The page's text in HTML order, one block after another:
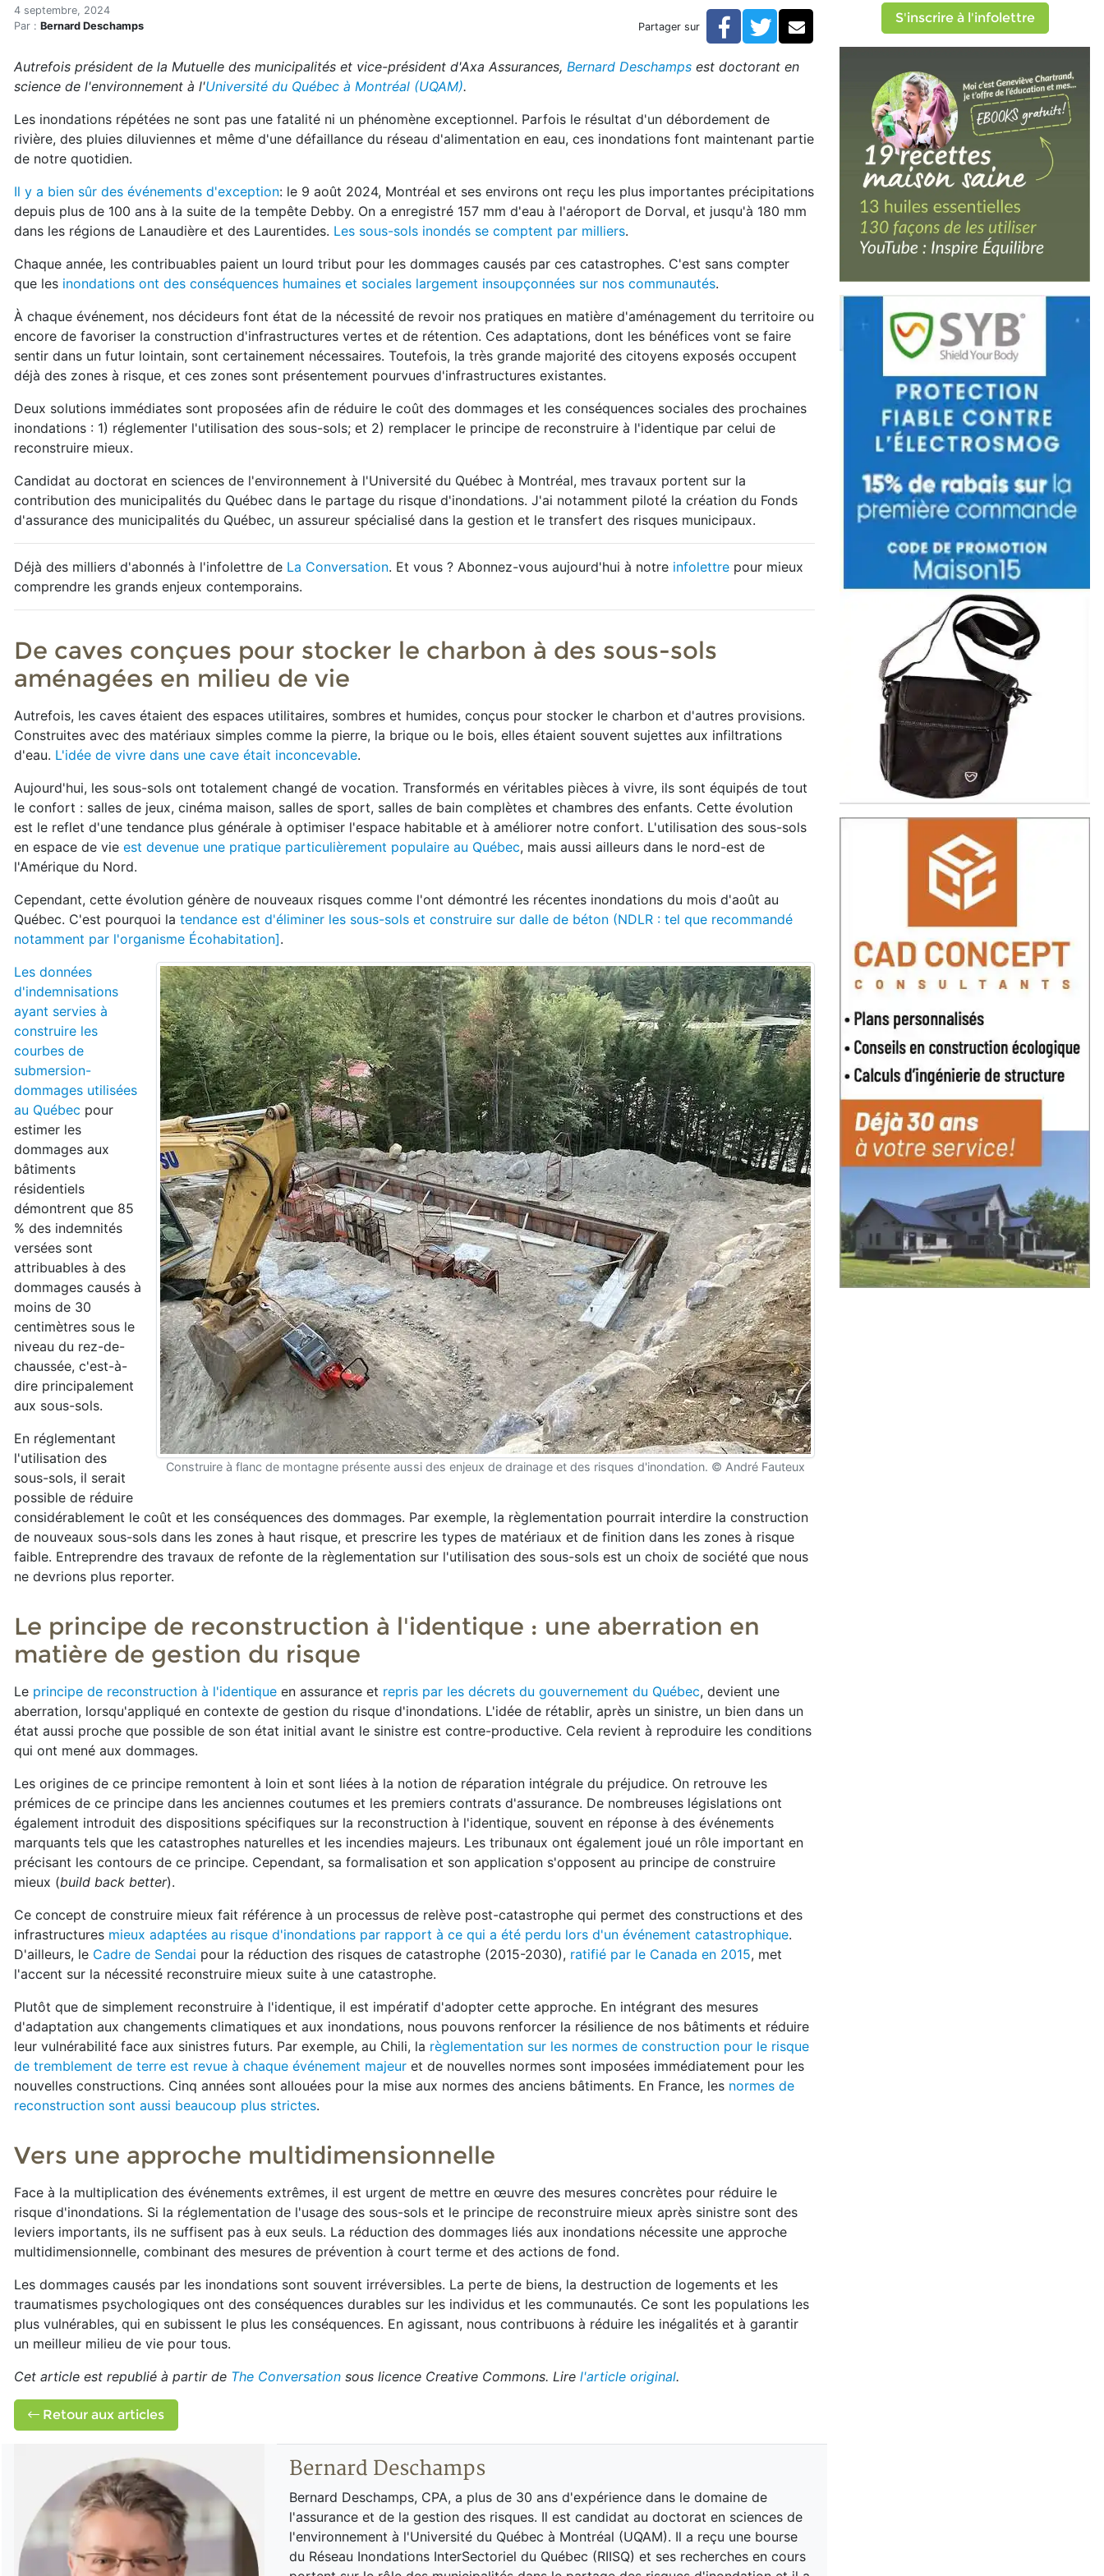
Accueil
Articles
Inondations : faut-il en finir avec les sous-sols ?
Inondations : faut-il en finir avec les sous-sols ?
4 septembre, 2024
Par : Bernard Deschamps Partager sur Facebook
TwitterCourriel
Autrefois président de la Mutuelle des municipalités et vice-président d'Axa Assurances, Bernard Deschamps est doctorant en
science de l'environnement à l'Université du Québec à Montréal (UQAM).
Les inondations répétées ne sont pas une fatalité ni un phénomène exceptionnel. Parfois le résultat d'un débordement de
rivière, des pluies diluviennes et même d'une défaillance du réseau d'alimentation en eau, ces inondations font maintenant partie
de notre quotidien.
Il y a bien sûr des événements d'exception: le 9 août 2024, Montréal et ses environs ont reçu les plus importantes précipitations
depuis plus de 100 ans à la suite de la tempête Debby. On a enregistré 157 mm d'eau à l'aéroport de Dorval, et jusqu'à 180 mm
dans les régions de Lanaudière et des Laurentides. Les sous-sols inondés se comptent par milliers.
Chaque année, les contribuables paient un lourd tribut pour les dommages causés par ces catastrophes. C'est sans compter
que les inondations ont des conséquences humaines et sociales largement insoupçonnées sur nos communautés.
À chaque événement, nos décideurs font état de la nécessité de revoir nos pratiques en matière d'aménagement du territoire ou
encore de favoriser la construction d'infrastructures vertes et de rétention. Ces adaptations, dont les bénéfices vont se faire
sentir dans un futur lointain, sont certainement nécessaires. Toutefois, la très grande majorité des citoyens exposés occupent
déjà des zones à risque, et ces zones sont présentement pourvues d'infrastructures existantes.
Deux solutions immédiates sont proposées afin de réduire le coût des dommages et les conséquences sociales des prochaines
inondations : 1) réglementer l'utilisation des sous-sols; et 2) remplacer le principe de reconstruire à l'identique par celui de
reconstruire mieux.
Candidat au doctorat en sciences de l'environnement à l'Université du Québec à Montréal, mes travaux portent sur la
contribution des municipalités du Québec dans le partage du risque d'inondations. J'ai notamment piloté la création du Fonds
d'assurance des municipalités du Québec, un assureur spécialisé dans la gestion et le transfert des risques municipaux.
Déjà des milliers d'abonnés à l'infolettre de La Conversation. Et vous ? Abonnez-vous aujourd'hui à notre infolettre pour mieux
comprendre les grands enjeux contemporains.
De caves conçues pour stocker le charbon à des sous-sols
aménagées en milieu de vie
Autrefois, les caves étaient des espaces utilitaires, sombres et humides, conçus pour stocker le charbon et d'autres provisions.
Construites avec des matériaux simples comme la pierre, la brique ou le bois, elles étaient souvent sujettes aux infiltrations
d'eau. L'idée de vivre dans une cave était inconcevable.
Aujourd'hui, les sous-sols ont totalement changé de vocation. Transformés en véritables pièces à vivre, ils sont équipés de tout
le confort : salles de jeux, cinéma maison, salles de sport, salles de bain complètes et chambres des enfants. Cette évolution
est le reflet d'une tendance plus générale à optimiser l'espace habitable et à améliorer notre confort. L'utilisation des sous-sols
en espace de vie est devenue une pratique particulièrement populaire au Québec, mais aussi ailleurs dans le nord-est de
l'Amérique du Nord.
Cependant, cette évolution génère de nouveaux risques comme l'ont démontré les récentes inondations du mois d'août au
Québec. C'est pourquoi la tendance est d'éliminer les sous-sols et construire sur dalle de béton (NDLR : tel que recommandé
notamment par l'organisme Écohabitation].
Construire à flanc de montagne présente aussi des enjeux de drainage et des risques d'inondation. © André Fauteux
Les données
d'indemnisations
ayant servies à
construire les
courbes de
submersion-
dommages utilisées
au Québec pour
estimer les
dommages aux
bâtiments
résidentiels
démontrent que 85
% des indemnités
versées sont
attribuables à des
dommages causés à
moins de 30
centimètres sous le
niveau du rez-de-
chaussée, c'est-à-
dire principalement
aux sous-sols.
En réglementant
l'utilisation des
sous-sols, il serait
possible de réduire
considérablement le coût et les conséquences des dommages. Par exemple, la règlementation pourrait interdire la construction
de nouveaux sous-sols dans les zones à haut risque, et prescrire les types de matériaux et de finition dans les zones à risque
faible. Entreprendre des travaux de refonte de la règlementation sur l'utilisation des sous-sols est un choix de société que nous
ne devrions plus reporter.
Le principe de reconstruction à l'identique : une aberration en
matière de gestion du risque
Le principe de reconstruction à l'identique en assurance et repris par les décrets du gouvernement du Québec, devient une
aberration, lorsqu'appliqué en contexte de gestion du risque d'inondations. L'idée de rétablir, après un sinistre, un bien dans un
état aussi proche que possible de son état initial avant le sinistre est contre-productive. Cela revient à reproduire les conditions
qui ont mené aux dommages.
Les origines de ce principe remontent à loin et sont liées à la notion de réparation intégrale du préjudice. On retrouve les
prémices de ce principe dans les anciennes coutumes et les premiers contrats d'assurance. De nombreuses législations ont
également introduit des dispositions spécifiques sur la reconstruction à l'identique, souvent en réponse à des événements
marquants tels que les catastrophes naturelles et les incendies majeurs. Les tribunaux ont également joué un rôle important en
précisant les contours de ce principe. Cependant, sa formalisation et son application s'opposent au principe de construire
mieux (build back better).
Ce concept de construire mieux fait référence à un processus de relève post-catastrophe qui permet des constructions et des
infrastructures mieux adaptées au risque d'inondations par rapport à ce qui a été perdu lors d'un événement catastrophique.
D'ailleurs, le Cadre de Sendai pour la réduction des risques de catastrophe (2015-2030), ratifié par le Canada en 2015, met
l'accent sur la nécessité reconstruire mieux suite à une catastrophe.
Plutôt que de simplement reconstruire à l'identique, il est impératif d'adopter cette approche. En intégrant des mesures
d'adaptation aux changements climatiques et aux inondations, nous pouvons renforcer la résilience de nos bâtiments et réduire
leur vulnérabilité face aux sinistres futurs. Par exemple, au Chili, la règlementation sur les normes de construction pour le risque
de tremblement de terre est revue à chaque événement majeur et de nouvelles normes sont imposées immédiatement pour les
nouvelles constructions. Cinq années sont allouées pour la mise aux normes des anciens bâtiments. En France, les normes de
reconstruction sont aussi beaucoup plus strictes.
Vers une approche multidimensionnelle
Face à la multiplication des événements extrêmes, il est urgent de mettre en œuvre des mesures concrètes pour réduire le
risque d'inondations. Si la réglementation de l'usage des sous-sols et le principe de reconstruire mieux après sinistre sont des
leviers importants, ils ne suffisent pas à eux seuls. La réduction des dommages liés aux inondations nécessite une approche
multidimensionnelle, combinant des mesures de prévention à court terme et des actions de fond.
Les dommages causés par les inondations sont souvent irréversibles. La perte de biens, la destruction de logements et les
traumatismes psychologiques ont des conséquences durables sur les individus et les communautés. Ce sont les populations les
plus vulnérables, qui en subissent le plus les conséquences. En agissant, nous contribuons à réduire les inégalités et à garantir
un meilleur milieu de vie pour tous.
Cet article est republié à partir de The Conversation sous licence Creative Commons. Lire l'article original.
Retour aux articles
Bernard Deschamps
Bernard Deschamps, CPA, a plus de 30 ans d'expérience dans le domaine de
l'assurance et de la gestion des risques. Il est candidat au doctorat en sciences de
l'environnement à l'Université du Québec à Montréal (UQAM). Il a reçu une bourse
du Réseau Inondations InterSectoriel du Québec (RIISQ) et ses recherches en cours
S'inscrire à l'infolettre